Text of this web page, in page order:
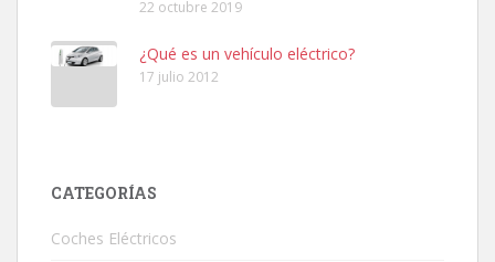
22 octubre 2019
¿Qué es un vehículo eléctrico?
17 julio 2012
CATEGORÍAS
Coches Eléctricos